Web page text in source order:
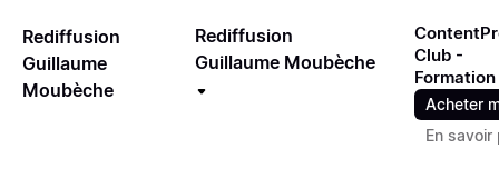
Rediffusion
Guillaume
Moubèche
Rediffusion
Guillaume Moubèche
Club -
Formation
Acheter
En savoir